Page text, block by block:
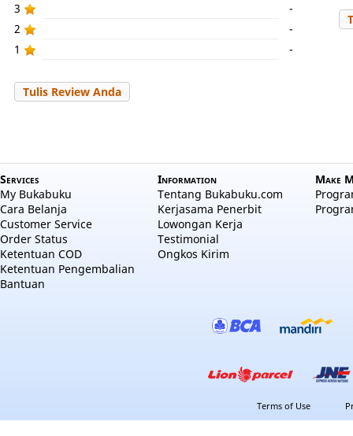
3
-
2
-
1
-
Tulis Review Anda
Services
My Bukabuku
Cara Belanja
Customer Service
Order Status
Ketentuan COD
Ketentuan Pengembalian
Bantuan
Information
Tentang Bukabuku.com
Kerjasama Penerbit
Lowongan Kerja
Testimonial
Ongkos Kirim
Make
Terms of Use